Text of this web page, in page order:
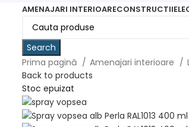
AMENAJARI INTERIOARECONSTRUCTII
Search
Prima pagină
Amenajari interioare
Back to products
Stoc epuizat